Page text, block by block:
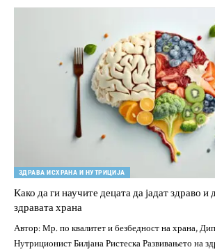
ЗДРАВА ИСХРАНА И НУТРИЦИЈА
Како да ги научите децата да јадат здраво и
здравата храна
Автор: Мр. по квалитет и безбедност на храна,
Нутриционист Билјана Ристеска Развивањето на